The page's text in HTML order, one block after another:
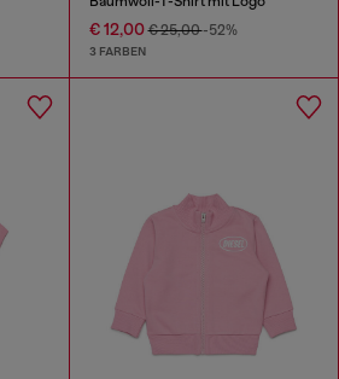
€ 12,00€ 25,00-52%
3 FARBEN